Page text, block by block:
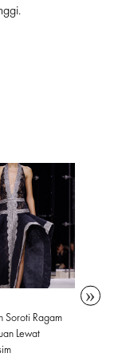
Soroti Ragam
Lewat
NEWS